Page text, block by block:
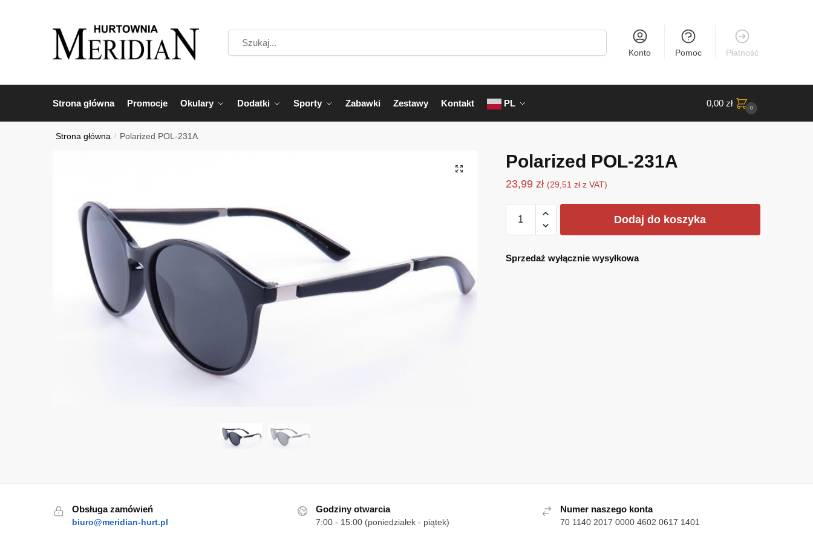
Konto Pomoc Płatność
Strona główna Promocje Okulary Dodatki Sporty Zabawki Zestawy Kontakt PL 0,00 zł 0
Strona główna / Polarized POL-231A
Polarized POL-231A
23,99 zł (29,51 złz VAT)
Polarized
231A
Dodaj do koszyka
Sprzedaż wyłącznie wysyłkowa
Obsługa zamówień
biuro@meridian-hurt.pl
Godziny otwarcia
7:00 - 15:00 (poniedziałek - piątek)
Numer naszego konta
70 1140 2017 0000 4602 0617 1401